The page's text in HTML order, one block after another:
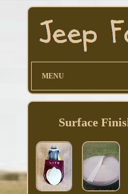
MENU
Surface